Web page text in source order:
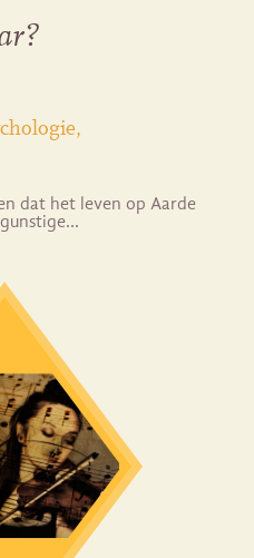
dat het leven op Aarde